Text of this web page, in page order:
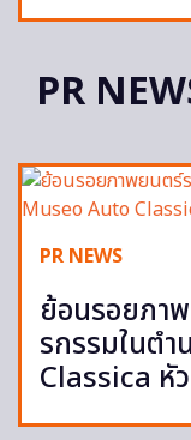
PR
PR NEWS
ย้อนรอยภา
รกรรมในต
Classica หั